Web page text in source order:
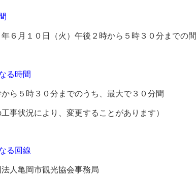
６月１０日（火） 午後２時から５時３０分までの間
る時間
ら５時３０分までのうち、最大で３０分間
工事状況により、変更することがあります）
る回線
人亀岡市観光協会事務局